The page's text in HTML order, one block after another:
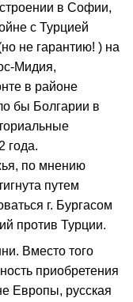
в Софии,
с Турцией
не гарантию! ) на
в районе
бы Болгарии в
года.
по мнению
путем
г. Бургасом
против Тур­ции.
Вместо того
приобретения
Европы, русская